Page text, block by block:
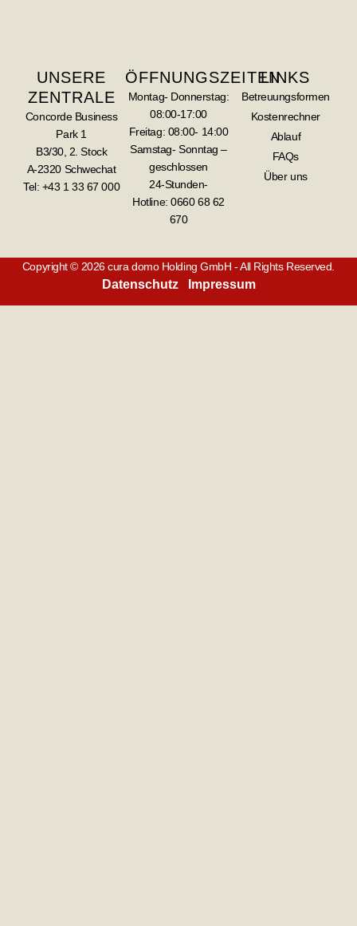
UNSERE
ZENTRALE
Concorde Business
Park 1
B3/30, 2. Stock
A-2320 Schwechat
Tel: +43 1 33 67 000
ÖFFNUNGSZEITEN
Montag- Donnerstag:
08:00-17:00
Freitag: 08:00- 14:00
Samstag- Sonntag –
geschlossen
24-Stunden-
Hotline: 0660 68 62
670
LINKS
Betreuungsformen
Kostenrechner
Ablauf
FAQs
Über uns
Copyright © 2026 cura domo Holding GmbH - All Rights Reserved.
Datenschutz Impressum